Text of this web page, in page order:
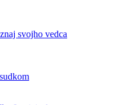
svojho vedca